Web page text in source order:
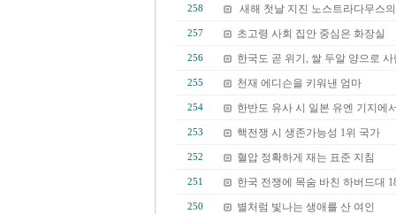
258 새해 첫날 지진 노스트라다무스
257 초고령 사회 집안 중심은 화장실
256 한국도 곧 위기, 쌀 두알 양으로
255 천재 에디슨을 키워낸 엄마
254 한반도 유사 시 일본 유엔 기지에
253 핵전쟁 시 생존가능성 1위 국가
252 혈압 정확하게 재는 표준 지침
251 한국 전쟁에 목숨 바친 하버드대
250 별처럼 빛나는 생애를 산 여인